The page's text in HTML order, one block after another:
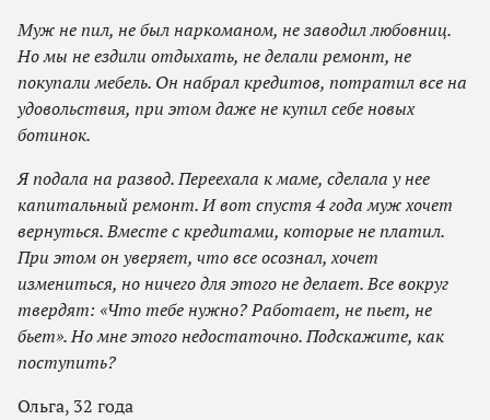
Муж не пил, не был наркоманом, не заводил любовниц.
Но мы не ездили отдыхать, не делали ремонт, не
покупали мебель. Он набрал кредитов, потратил все на
удовольствия, при этом даже не купил себе новых
ботинок.
Я подала на развод. Переехала к маме, сделала у нее
капитальный ремонт. И вот спустя 4 года муж хочет
вернуться. Вместе с кредитами, которые не платил.
При этом он уверяет, что все осознал, хочет
измениться, но ничего для этого не делает. Все вокруг
твердят: «Что тебе нужно? Работает, не пьет, не
бьет». Но мне этого недостаточно. Подскажите, как
поступить?
Ольга, 32 года